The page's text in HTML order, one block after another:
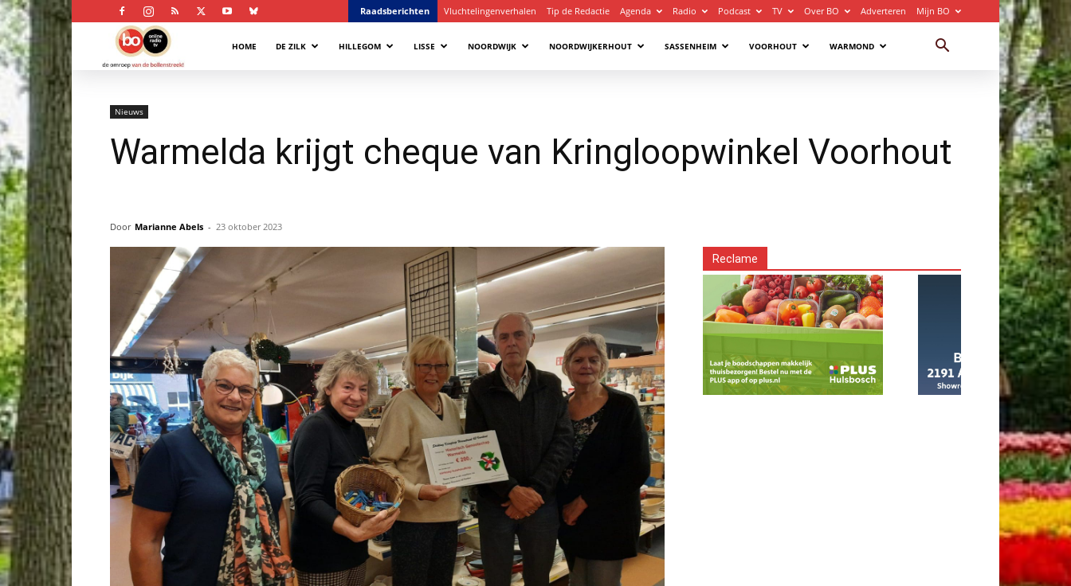
Raadsberichten Vluchtelingenverhalen Tip de Redactie Agenda Radio Podcast TV Over BO Adverteren Mijn BO
Bollenstreek
HOME DE ZILK HILLEGOM LISSE NOORDWIJK NOORDWIJKERHOUT SASSENHEIM VOORHOUT WARMOND
Nieuws
Warmelda krijgt cheque van Kringloopwinkel Voorhout
Door Marianne Abels - 23 oktober 2023
Reclame